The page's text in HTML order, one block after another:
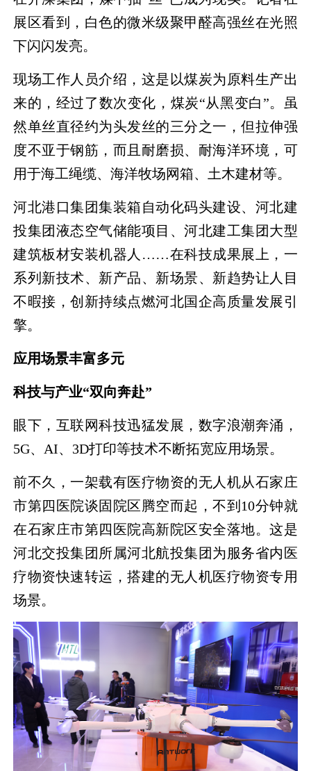
展区看到，白色的微米级聚甲醛高强丝在光照
下闪闪发亮。
现场工作人员介绍，这是以煤炭为原料生产出
来的，经过了数次变化，煤炭“从黑变白”。虽
然单丝直径约为头发丝的三分之一，但拉伸强
度不亚于钢筋，而且耐磨损、耐海洋环境，可
用于海工绳缆、海洋牧场网箱、土木建材等。
河北港口集团集装箱自动化码头建设、河北建
投集团液态空气储能项目、河北建工集团大型
建筑板材安装机器人……在科技成果展上，一
系列新技术、新产品、新场景、新趋势让人目
不暇接，创新持续点燃河北国企高质量发展引
擎。
应用场景丰富多元
科技与产业“双向奔赴”
眼下，互联网科技迅猛发展，数字浪潮奔涌，
5G、AI、3D打印等技术不断拓宽应用场景。
前不久，一架载有医疗物资的无人机从石家庄
市第四医院谈固院区腾空而起，不到10分钟就
在石家庄市第四医院高新院区安全落地。这是
河北交投集团所属河北航投集团为服务省内医
疗物资快速转运，搭建的无人机医疗物资专用
场景。